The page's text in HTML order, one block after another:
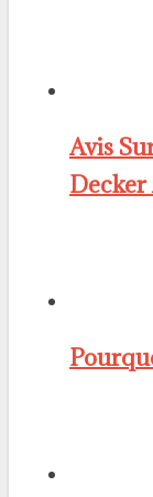
Avis